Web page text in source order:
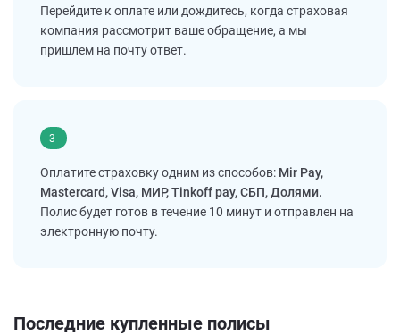
Перейдите к оплате или дождитесь, когда страховая
компания рассмотрит ваше обращение, а мы
пришлем на почту ответ.
3
Оплатите страховку одним из способов: Mir Pay,
Mastercard, Visa, МИР, Tinkoff pay, СБП, Долями.
Полис будет готов в течение 10 минут и отправлен на
электронную почту.
Последние купленные полисы